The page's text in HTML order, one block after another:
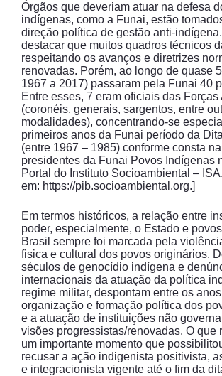
Órgãos que deveriam atuar na defesa
indígenas, como a Funai, estão
direção política de gestão anti-
destacar que muitos quadros técnicos
respeitando os avanços e diretrizes
renovadas. Porém, ao longo de quase
1967 a 2017) passaram pela Funai 40
Entre esses, 7 eram oficiais das Forças
(coronéis, generais, sargentos, entre
modalidades), concentrando-se
primeiros anos da Funai período da
(entre 1967 – 1985) conforme consta
presidentes da Funai Povos Indígenas
Portal do Instituto Socioambiental –
em: https://pib.socioambiental.org.]
Em termos históricos, a relação entre
poder, especialmente, o Estado e
Brasil sempre foi marcada pela
fisica e cultural dos povos originários.
séculos de genocídio indígena e
internacionais da atuação da política
regime militar, despontam entre os
organização e formação política dos
e a atuação de instituições não
visões progressistas/renovadas. O que
um importante momento que
recusar a ação indigenista positivista,
e integracionista vigente até o fim da